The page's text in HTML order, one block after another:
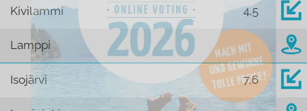
Kivilammi 4,5
Lamppi
Isojärvi 7,6